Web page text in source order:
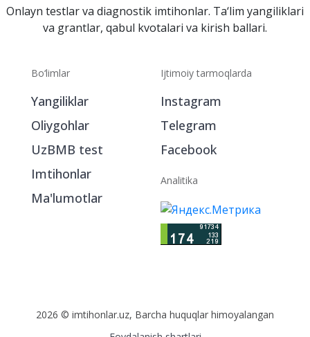
Onlayn testlar va diagnostik imtihonlar. Ta‘lim yangiliklari
va grantlar, qabul kvotalari va kirish ballari.
Bo‘limlar
Yangiliklar
Oliygohlar
UzBMB test
Imtihonlar
Ma'lumotlar
Ijtimoiy tarmoqlarda
Instagram
Telegram
Facebook
Analitika
2026 © imtihonlar.uz, Barcha huquqlar himoyalangan